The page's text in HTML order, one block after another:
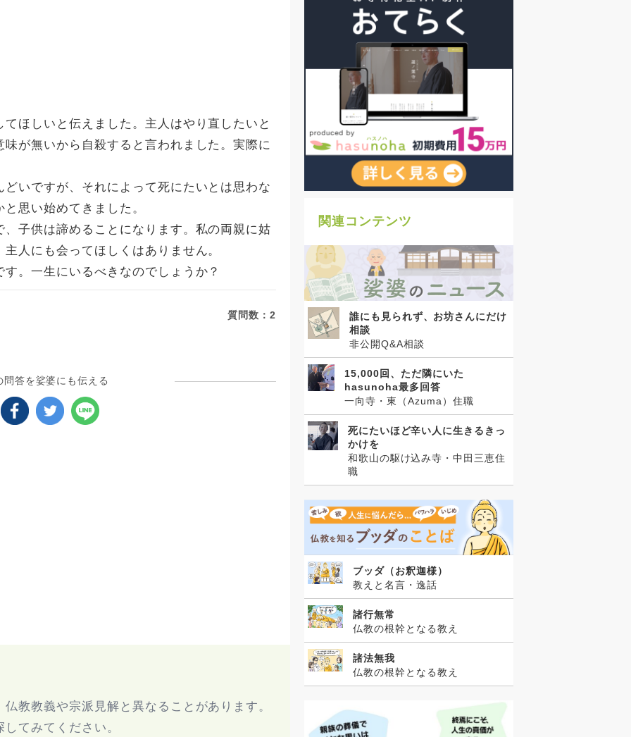
ほしいと伝えました。主人はやり直したいと
が無いから自殺すると言われました。実際に
いですが、それによって死にたいとは思わな
思い始めてきました。
子供は諦めることになります。私の両親に姑
人にも会ってほしくはありません。
。一生にいるべきなのでしょうか？
質問数：2
問答を娑婆にも伝える
教教義や宗派見解と異なることがあります。
てみてください。
関連コンテンツ
誰にも見られず、お坊さんにだけ
相談
非公開Q&A相談
15,000回、ただ隣にいた
hasunoha最多回答
一向寺・東（Azuma）住職
死にたいほど辛い人に生きるきっ
かけを
和歌山の駆け込み寺・中田三恵住
職
ブッダ（お釈迦様）
教えと名言・逸話
諸行無常
仏教の根幹となる教え
諸法無我
仏教の根幹となる教え